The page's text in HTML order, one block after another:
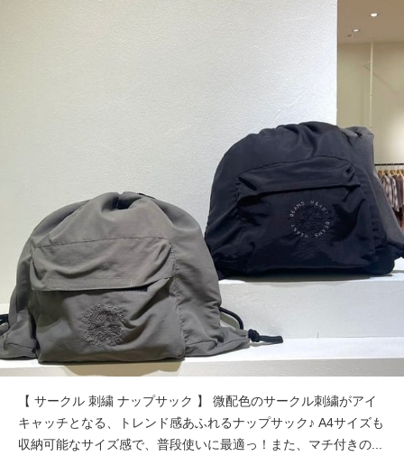
【 サークル 刺繍 ナップサック 】 微配色のサークル刺繍がアイ
キャッチとなる、トレンド感あふれるナップサック♪ A4サイズも
収納可能なサイズ感で、普段使いに最適っ！また、マチ付きの...